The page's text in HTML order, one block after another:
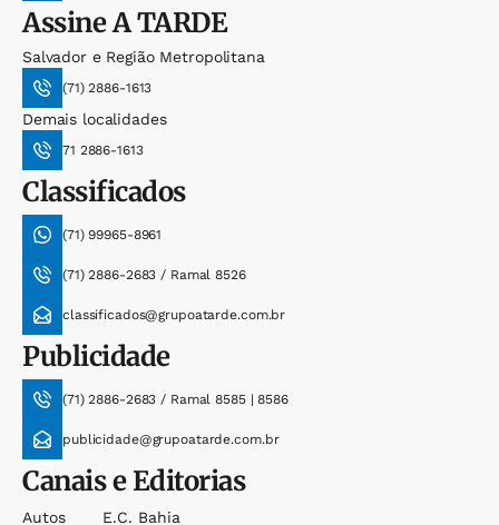
AssineA TARDE
Salvador e Região Metropolitana
(71) 2886-1613
Demais localidades
71 2886-1613
Classificados
(71) 99965-8961
(71) 2886-2683 / Ramal 8526
classificados@grupoatarde.com.br
Publicidade
(71) 2886-2683 / Ramal 8585 | 8586
publicidade@grupoatarde.com.br
Canais e Editorias
Autos
E.c. Bahia